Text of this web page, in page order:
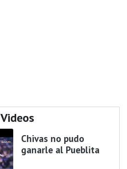
Videos
Chivas no pudo
ganarle al Pueblita